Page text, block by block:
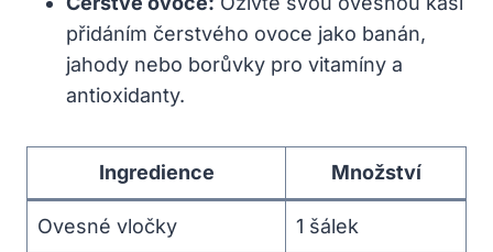
přidáním čerstvého ovoce jako banán,
jahody nebo borůvky pro vitamíny a
antioxidanty.
Ingredience Množství
Ovesné vločky 1 šálek